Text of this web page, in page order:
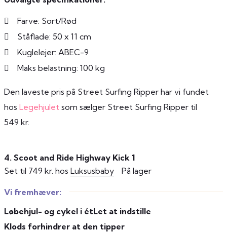
Farve: Sort/Rød
Ståflade: 50 x 11 cm
Kuglelejer: ABEC-9
Maks belastning: 100 kg
Den laveste pris på Street Surfing Ripper har vi fundet
hos Legehjulet som sælger Street Surfing Ripper til
549 kr.
4. Scoot and Ride Highway Kick 1
Set til 749 kr. hos Luksusbaby På lager
Vi fremhæver:
Løbehjul- og cykel i étLet at indstille
Klods forhindrer at den tipper